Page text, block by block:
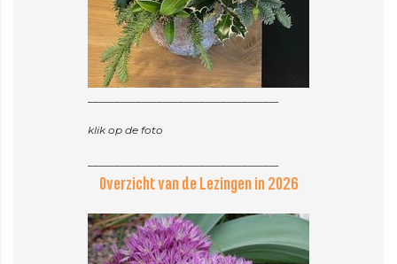
klik op de foto
Overzicht van de Lezingen in 2026